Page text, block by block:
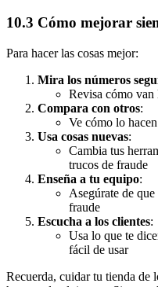
10.3 Cómo mejorar
Para hacer las cosas mejor:
Mira los números
Revisa cómo van
Compara con otros:
Ve cómo lo
Usa cosas nuevas:
Cambia tus
trucos de fraude
Enseña a tu equipo:
Asegúrate de
fraude
Escucha a los clientes:
Usa lo que te
fácil de usar
Recuerda, cuidar tu tienda de